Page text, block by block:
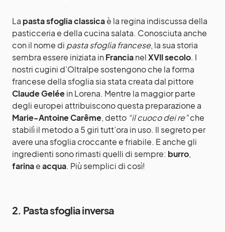
La pasta sfoglia classicaè la regina indiscussa della
pasticceria e della cucina salata. Conosciuta anche
con il nome di pasta sfoglia francese, la sua storia
sembra essere iniziata in FrancianelXVII secolo. I
nostri cugini d’Oltralpe sostengono che la forma
francese della sfoglia sia stata creata dal pittore
Claude Geléein Lorena. Mentre la maggior parte
degli europei attribuiscono questa preparazione a
Marie-Antoine Carême, detto “il cuoco dei re”che
stabilì il metodo a 5 giri tutt’ora in uso. Il segreto per
avere una sfoglia croccante e friabile. E anche gli
ingredienti sono rimasti quelli di sempre: burro,
farinaeacqua. Più semplici di così!
2. Pasta sfoglia inversa